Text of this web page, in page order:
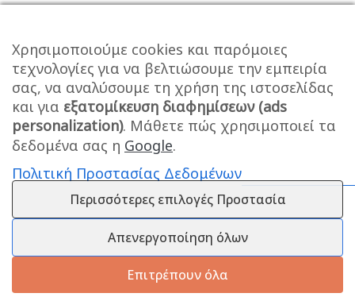
Χρησιμοποιούμε cookies και παρόμοιες
τεχνολογίες για να βελτιώσουμε την εμπειρία
σας, να αναλύσουμε τη χρήση της ιστοσελίδας
και για εξατομίκευση διαφημίσεων (ads
personalization). Μάθετε πώς χρησιμοποιεί τα
δεδομένα σας η Google.
Πολιτική Προστασίας Δεδομένων
Περισσότερες επιλογές Προστασία
Απενεργοποίηση όλων
Επιτρέπουν όλα